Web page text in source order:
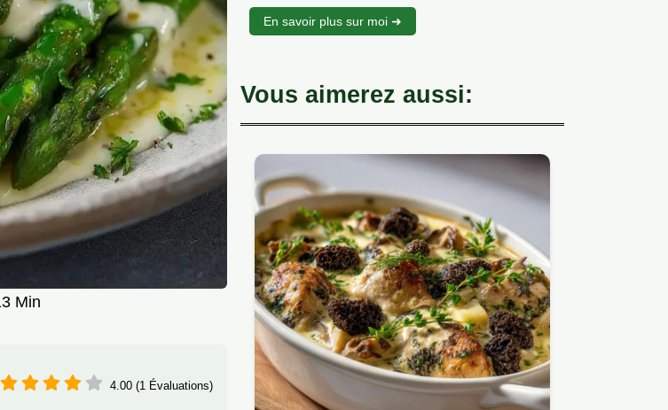
Min
4.00 (1 Évaluations)
En savoir plus sur moi ➜
Vous aimerez aussi: